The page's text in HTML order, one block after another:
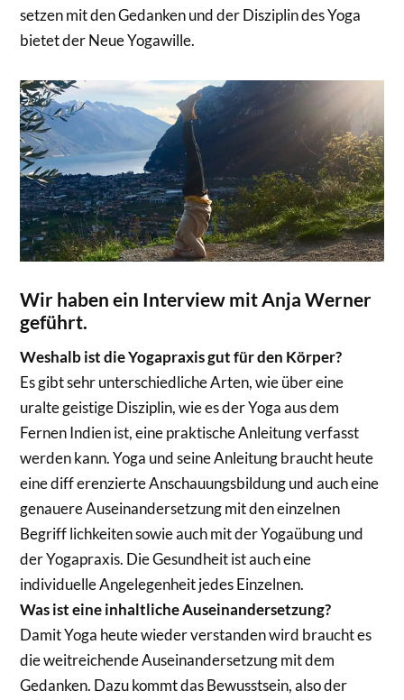
setzen mit den Gedanken und der Disziplin des Yoga
bietet der Neue Yogawille.
Wir haben ein Interview mit Anja Werner
geführt.
Weshalb ist die Yogapraxis gut für den Körper?
Es gibt sehr unterschiedliche Arten, wie über eine
uralte geistige Disziplin, wie es der Yoga aus dem
Fernen Indien ist, eine praktische Anleitung verfasst
werden kann. Yoga und seine Anleitung braucht heute
eine diff erenzierte Anschauungsbildung und auch eine
genauere Auseinandersetzung mit den einzelnen
Begriff lichkeiten sowie auch mit der Yogaübung und
der Yogapraxis. Die Gesundheit ist auch eine
individuelle Angelegenheit jedes Einzelnen.
Was ist eine inhaltliche Auseinandersetzung?
Damit Yoga heute wieder verstanden wird braucht es
die weitreichende Auseinandersetzung mit dem
Gedanken. Dazu kommt das Bewusstsein, also der